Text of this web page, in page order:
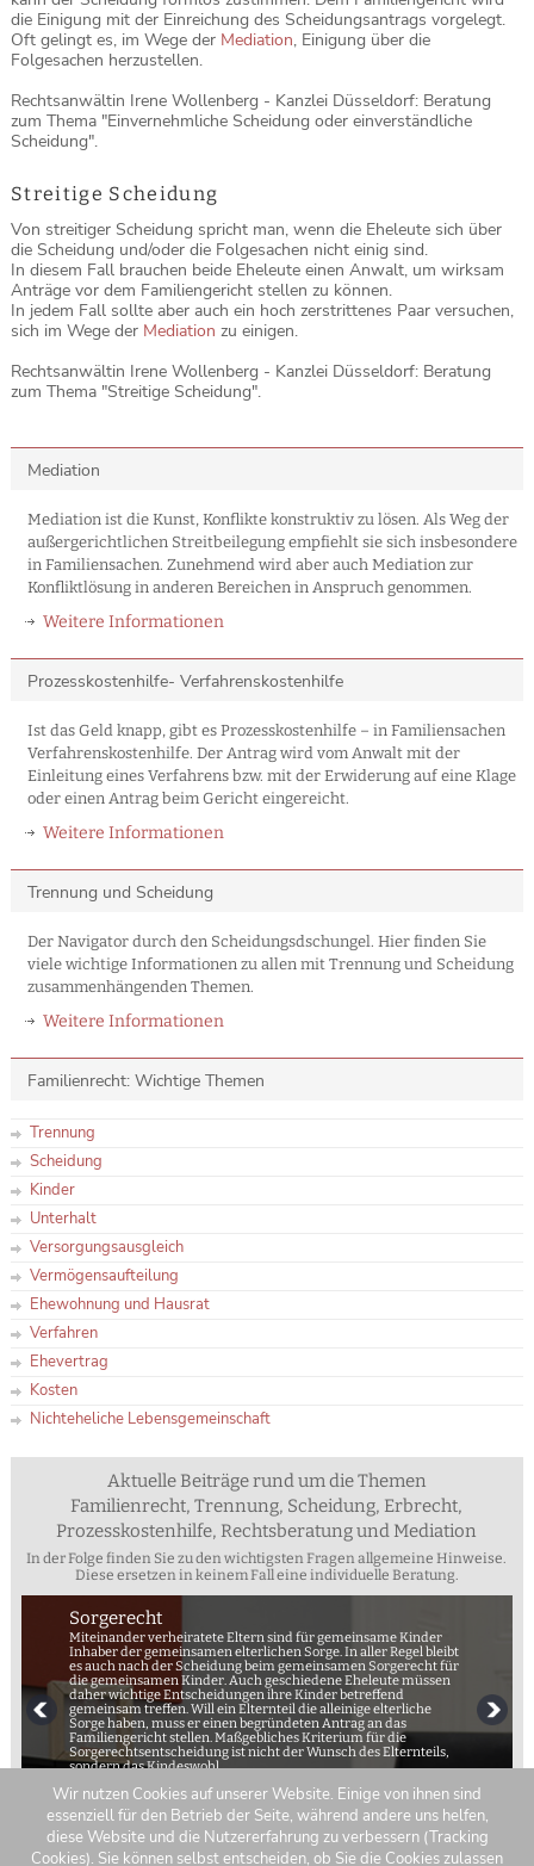
die Einigung mit der Einreichung des Scheidungsantrags vorgelegt.
Oft gelingt es, im Wege der Mediation, Einigung über die
Folgesachen herzustellen.
Rechtsanwältin Irene Wollenberg - Kanzlei Düsseldorf: Beratung
zum Thema "Einvernehmliche Scheidung oder einverständliche
Scheidung".
Streitige Scheidung
Von streitiger Scheidung spricht man, wenn die Eheleute sich über
die Scheidung und/oder die Folgesachen nicht einig sind.
In diesem Fall brauchen beide Eheleute einen Anwalt, um wirksam
Anträge vor dem Familiengericht stellen zu können.
In jedem Fall sollte aber auch ein hoch zerstrittenes Paar versuchen,
sich im Wege der Mediation zu einigen.
Rechtsanwältin Irene Wollenberg - Kanzlei Düsseldorf: Beratung
zum Thema "Streitige Scheidung".
Mediation
Mediation ist die Kunst, Konflikte konstruktiv zu lösen. Als Weg der
außergerichtlichen Streitbeilegung empfiehlt sie sich insbesondere
in Familiensachen. Zunehmend wird aber auch Mediation zur
Konfliktlösung in anderen Bereichen in Anspruch genommen.
Weitere Informationen
Prozesskostenhilfe- Verfahrenskostenhilfe
Ist das Geld knapp, gibt es Prozesskostenhilfe – in Familiensachen
Verfahrenskostenhilfe. Der Antrag wird vom Anwalt mit der
Einleitung eines Verfahrens bzw. mit der Erwiderung auf eine Klage
oder einen Antrag beim Gericht eingereicht.
Weitere Informationen
Trennung und Scheidung
Der Navigator durch den Scheidungsdschungel. Hier finden Sie
viele wichtige Informationen zu allen mit Trennung und Scheidung
zusammenhängenden Themen.
Weitere Informationen
Familienrecht: Wichtige Themen
Trennung
Scheidung
Kinder
Unterhalt
Versorgungsausgleich
Vermögensaufteilung
Ehewohnung und Hausrat
Verfahren
Ehevertrag
Kosten
Nichteheliche Lebensgemeinschaft
Aktuelle Beiträge rund um die Themen
Familienrecht, Trennung, Scheidung, Erbrecht,
Prozesskostenhilfe, Rechtsberatung und Mediation
In der Folge finden Sie zu den wichtigsten Fragen allgemeine Hinweise.
Diese ersetzen in keinem Fall eine individuelle Beratung.
Sorgerecht
Miteinander verheiratete Eltern sind für gemeinsame Kinder
Inhaber der gemeinsamen elterlichen Sorge. In aller Regel bleibt
es auch nach der Scheidung beim gemeinsamen Sorgerecht für
die gemeinsamen Kinder. Auch geschiedene Eheleute müssen
daher wichtige Entscheidungen ihre Kinder betreffend
gemeinsam treffen. Will ein Elternteil die alleinige elterliche
Sorge haben, muss er einen begründeten Antrag an das
Familiengericht stellen. Maßgebliches Kriterium für die
Sorgerechtsentscheidung ist nicht der Wunsch des Elternteils,
sondern das Kindeswohl.
Wir nutzen Cookies auf unserer Website. Einige von ihnen sind
essenziell für den Betrieb der Seite, während andere uns helfen,
diese Website und die Nutzererfahrung zu verbessern (Tracking
Cookies). Sie können selbst entscheiden, ob Sie die Cookies zulassen